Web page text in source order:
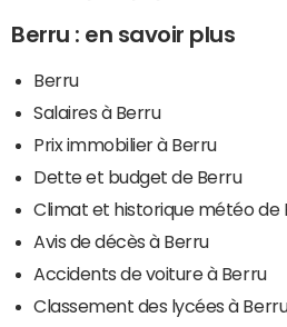
Berru : en savoir plus
Berru
Salaires à Berru
Prix immobilier à Berru
Dette et budget de Berru
Climat et historique météo de
Avis de décès à Berru
Accidents de voiture à Berru
Classement des lycées à